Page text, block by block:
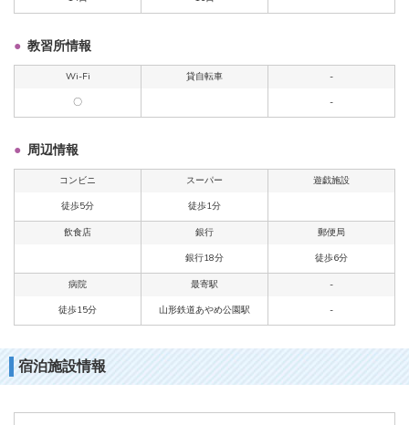
教習所情報
Wi-Fi 貸自転車
-
〇
-
周辺情報
コンビニ スーパー
遊戯施設
徒歩5分
徒歩1分
飲食店 銀行
郵便局
銀行18分
徒歩6分
病院 最寄駅
-
徒歩15分
山形鉄道あやめ公園駅 -
宿泊施設情報